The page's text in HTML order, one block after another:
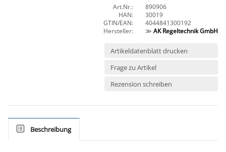
Art.Nr.:
890906
HAN:
30019
GTIN/EAN:
4044841300192
Hersteller:
≫ AK Regeltechnik GmbH
Artikeldatenblatt drucken
Frage zu Artikel
Rezension schreiben
Beschreibung